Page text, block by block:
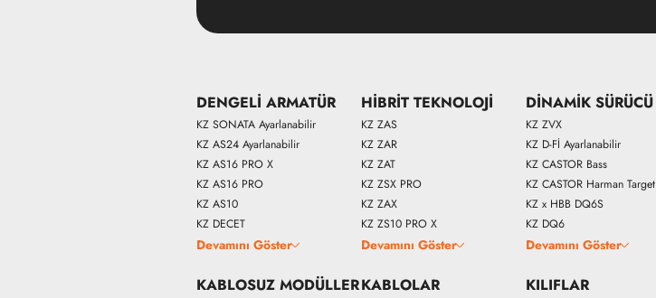
DENGELİ ARMATÜR
KZ SONATA Ayarlanabilir
KZ AS24 Ayarlanabilir
KZ AS16 PRO X
KZ AS16 PRO
KZ AS10
KZ DECET
Devamını Göster
HİBRİT TEKNOLOJİ
KZ ZAS
KZ ZAR
KZ ZAT
KZ ZSX PRO
KZ ZAX
KZ ZS10 PRO X
Devamını Göster
DİNAMİK SÜRÜCÜ
KZ ZVX
KZ D-Fİ Ayarlanabilir
KZ CASTOR Bass
KZ CASTOR Harman Target
KZ x HBB DQ6S
KZ DQ6
Devamını Göster
KABLOSUZ MODÜLLERKABLOLAR KILIFLAR